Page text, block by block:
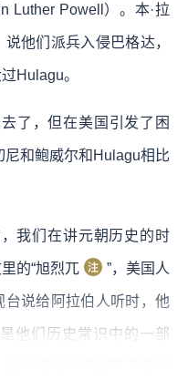
Luther Powell）。本·拉
他们派兵入侵巴格达，
Hulagu。
了，但在美国引发了困
和鲍威尔和Hulagu相比
我们在讲元朝历史的时
的“旭烈兀 ”，美国人
台说给阿拉伯人听时，他
他们历史常识中的一部